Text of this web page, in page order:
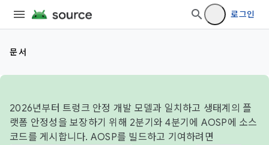
로그인
문서
2026년부터 트렁크 안정 개발 모델과 일치하고 생태계의 플
랫폼 안정성을 보장하기 위해 2분기와 4분기에 AOSP에 소스
코드를 게시합니다. AOSP를 빌드하고 기여하려면